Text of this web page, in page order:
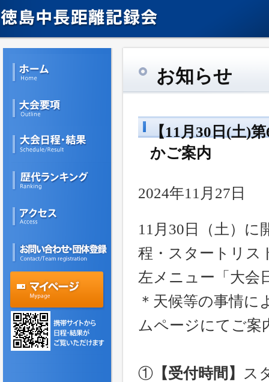
お知らせ
【11月30日(土)
かご案内
2024年11月27日
11月30日（土）
程・スタートリス
左メニュー「大会
＊天候等の事情に
ムページにてご案
① 【受付時間】
ス